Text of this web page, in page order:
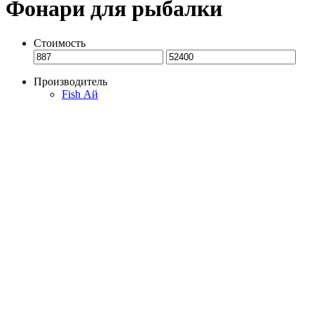
Фонари для рыбалки
Стоимость
Производитель
Fish Ай